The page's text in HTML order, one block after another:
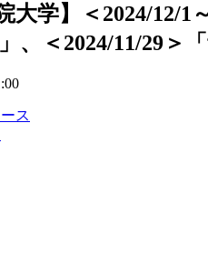
大学】＜2024/12/
、＜2024/11/29＞
ス